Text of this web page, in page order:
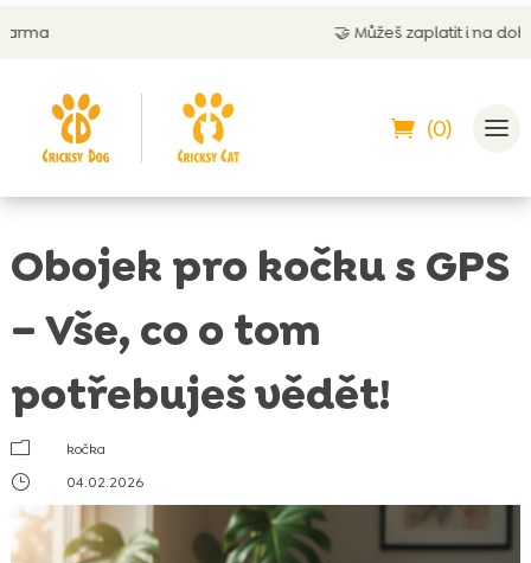
Můžeš zaplatit i na dobírku
(0)
Obojek pro kočku s GPS
– Vše, co o tom
potřebuješ vědět!
m
kočka
}
04.02.2026